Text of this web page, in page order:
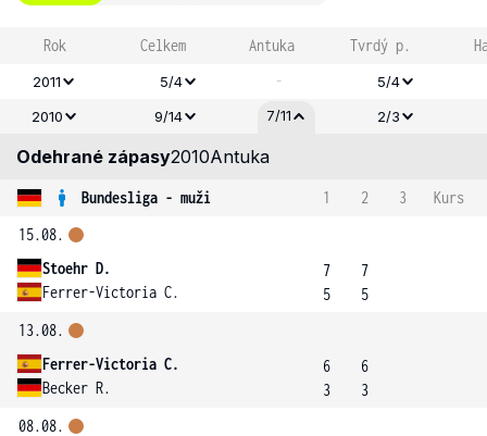
Rok Celkem Antuka Tvrdý p.
2011 5/4 -
5/4
2010
9/14 7/11 2/3
Odehrané zápasy2010Antuka
Bundesliga - muži 1 2 3
Kurs
15.08.
Stoehr D.
Ferrer-Victoria C.
7
5
7
5
13.08.
Ferrer-Victoria C.
Becker R.
6
3
6
3
08.08.